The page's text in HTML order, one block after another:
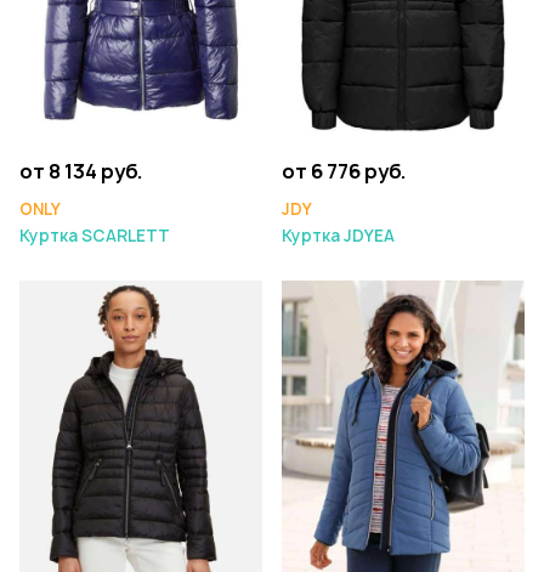
от 8 134 руб.
ONLY
Куртка SCARLETT
от 6 776 руб.
JDY
Куртка JDYEA